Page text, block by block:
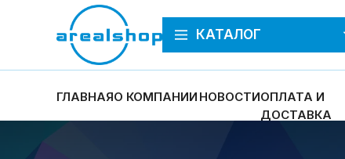
КАТАЛОГ
ГЛАВНАЯО КОМПАНИИ НОВОСТИОПЛАТА И
ДОСТАВКА